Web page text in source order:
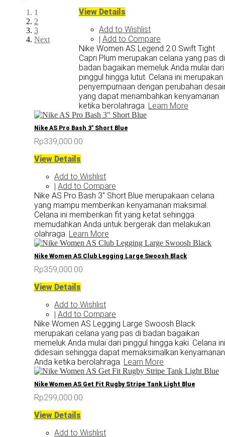
1
2
3
Next
View Details
Add to Wishlist
| Add to Compare
Nike Women AS Legend 2.0 Swift Tight
Capri Plum merupakan celana yang pas di
badan bagaikan memeluk Anda mulai dari
pinggul hingga lutut. Celana ini merupakan
penyempurnaan dengan perubahan
yang dapat menambahkan kenyamanan
ketika berolahraga. Learn More
Nike AS Pro Bash 3" Short Blue
Rp339,000.00
View Details
Add to Wishlist
| Add to Compare
Nike AS Pro Bash 3" Short Blue merupakaan celana
yang mampu memberikan kenyamanan maksimal.
Celana ini memberikan fit yang ketat sehingga
memudahkan Anda untuk bergerak dan melakukan
olahraga. Learn More
Nike Women AS Club Legging Large Swoosh Black
Rp359,000.00
View Details
Add to Wishlist
| Add to Compare
Nike Women AS Legging Large Swoosh Black
merupakan celana yang pas di badan bagaikan
memeluk Anda mulai dari pinggul hingga kaki. Celana ini
didesain sehingga dapat memaksimalkan kenyamanan
Anda ketika berolahraga. Learn More
Nike Women AS Get Fit Rugby Stripe Tank Light Blue
Rp299,000.00
View Details
Add to Wishlist